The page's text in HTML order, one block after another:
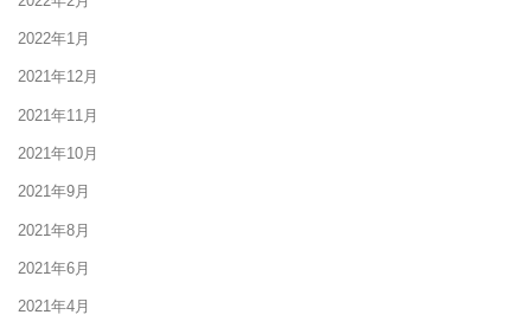
2022年1月
2021年12月
2021年11月
2021年10月
2021年9月
2021年8月
2021年6月
2021年4月